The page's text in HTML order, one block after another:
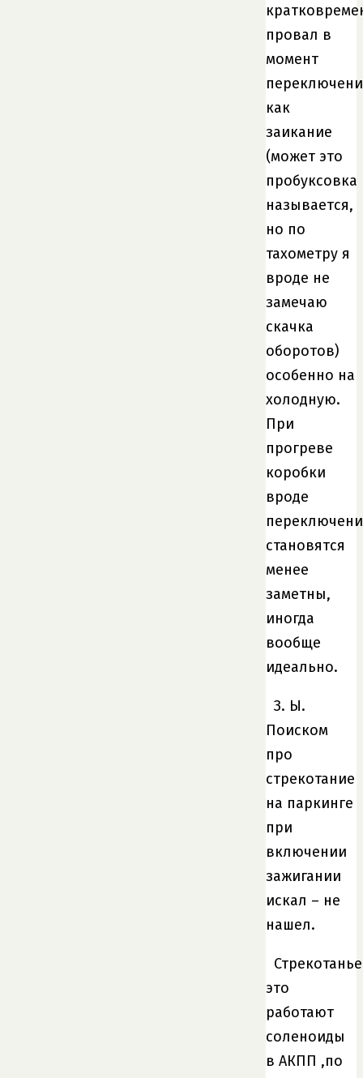
провал в
момент
как
заикание
(может это
пробуксовка
называется,
но по
тахометру я
вроде не
замечаю
скачка
оборотов)
особенно на
холодную.
При
прогреве
коробки
вроде
становятся
менее
заметны,
иногда
вообще
идеально.
З. Ы.
Поиском
про
стрекотание
на паркинге
при
включении
зажигании
искал – не
нашел.
это
работают
соленоиды
в АКПП ,по